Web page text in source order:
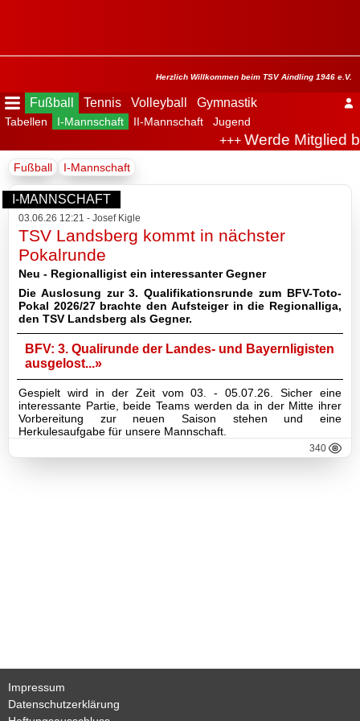
Herzlich Willkommen beim TSV Aindling 1946 e.V.
Fußball Tennis Volleyball Gymnastik
Tabellen I-Mannschaft II-Mannschaft Jugend
+++ Werde Mitglied
Verein
Fußball
Spielplan
Tabellen
I-
Mannschaft
Archiv
II-
Mannschaft
III-
Mannschaft
Gymnastik
Fußball I-Mannschaft
I-MANNSCHAFT
03.06.26 12:21 - Josef Kigle
TSV Landsberg kommt in nächster
Pokalrunde
Neu - Regionalligist ein interessanter Gegner
Die Auslosung zur 3. Qualifikationsrunde zum BFV-Toto-
Pokal 2026/27 brachte den Aufsteiger in die Regionalliga,
den TSV Landsberg als Gegner.
BFV: 3. Qualirunde der Landes- und Bayernligisten
ausgelost...»
Gespielt wird in der Zeit vom 03. - 05.07.26. Sicher eine
interessante Partie, beide Teams werden da in der Mitte ihrer
Vorbereitung zur neuen Saison stehen und eine
Herkulesaufgabe für unsere Mannschaft.
340
Impressum
Datenschutzerklärung